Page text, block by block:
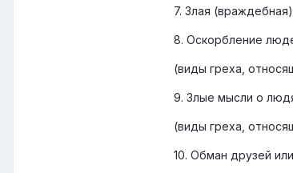
7. Злая
8. Оскорбление
(виды греха,
9. Злые мысли о
(виды греха,
10. Обман друзей